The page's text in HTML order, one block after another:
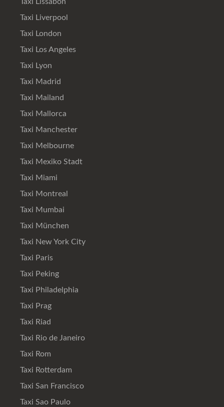
Taxi Lissabon
Taxi Liverpool
Taxi London
Taxi Los Angeles
Taxi Lyon
Taxi Madrid
Taxi Mailand
Taxi Mallorca
Taxi Manchester
Taxi Melbourne
Taxi Mexiko Stadt
Taxi Miami
Taxi Montreal
Taxi Mumbai
Taxi München
Taxi New York City
Taxi Paris
Taxi Peking
Taxi Philadelphia
Taxi Prag
Taxi Riad
Taxi Rio de Janeiro
Taxi Rom
Taxi Rotterdam
Taxi San Francisco
Taxi Sao Paulo